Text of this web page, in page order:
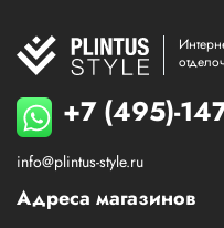
+7 (495)-
info@plintus-style.ru
Адреса магазинов